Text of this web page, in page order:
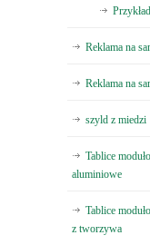
Reklama na
Reklama na
szyld z miedzi
Tablice
aluminiowe
Tablice
z tworzywa